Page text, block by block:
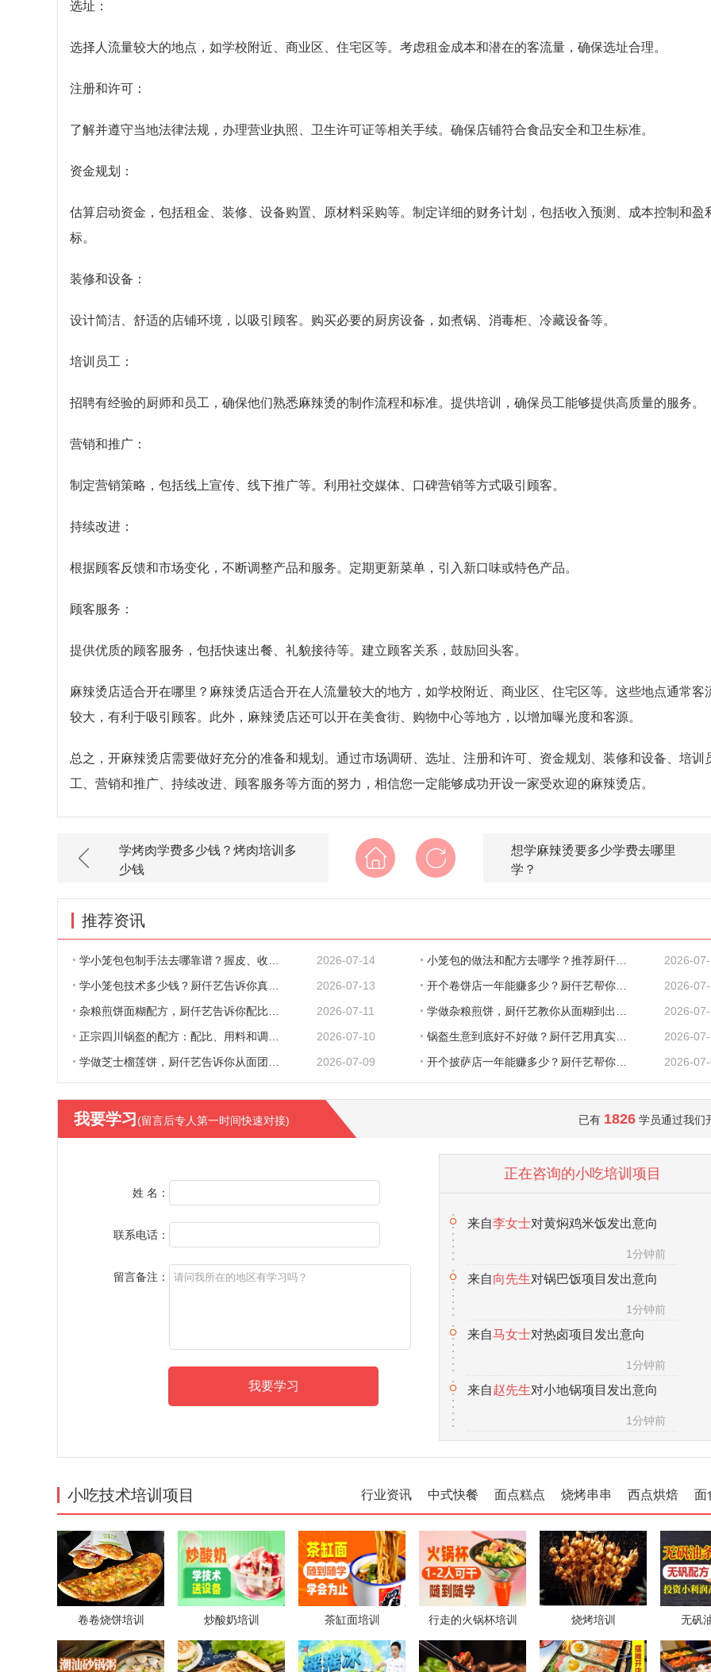
选址：
选择人流量较大的地点，如学校附近、商业区、住宅区等。考虑租金成本和潜在的客流量，确保选址合理。
注册和许可：
了解并遵守当地法律法规，办理营业执照、卫生许可证等相关手续。确保店铺符合食品安全和卫生标准。
资金规划：
估算启动资金，包括租金、装修、设备购置、原材料采购等。制定详细的财务计划，包括收入预测、成本控制和盈
标。
装修和设备：
设计简洁、舒适的店铺环境，以吸引顾客。购买必要的厨房设备，如煮锅、消毒柜、冷藏设备等。
培训员工：
招聘有经验的厨师和员工，确保他们熟悉麻辣烫的制作流程和标准。提供培训，确保员工能够提供高质量的服务。
营销和推广：
制定营销策略，包括线上宣传、线下推广等。利用社交媒体、口碑营销等方式吸引顾客。
持续改进：
根据顾客反馈和市场变化，不断调整产品和服务。定期更新菜单，引入新口味或特色产品。
顾客服务：
提供优质的顾客服务，包括快速出餐、礼貌接待等。建立顾客关系，鼓励回头客。
麻辣烫店适合开在哪里？麻辣烫店适合开在人流量较大的地方，如学校附近、商业区、住宅区等。这些地点通常客
较大，有利于吸引顾客。此外，麻辣烫店还可以开在美食街、购物中心等地方，以增加曝光度和客源。
总之，开麻辣烫店需要做好充分的准备和规划。通过市场调研、选址、注册和许可、资金规划、装修和设备、培训
工、营销和推广、持续改进、顾客服务等方面的努力，相信您一定能够成功开设一家受欢迎的麻辣烫店。
学烤肉学费多少钱？烤肉培训多
少钱
想学麻辣烫要多少学费去哪里
学？
推荐资讯
学小笼包包制手法去哪靠谱？握皮、收口、捏 2026-07-14 小笼包的做法和配方去哪学？推荐厨仟艺，深
2026-
学小笼包技术多少钱？厨仟艺告诉你真实收费
2026-07-13 开个卷饼店一年能赚多少？厨仟艺帮你把账算
2026-
杂粮煎饼面糊配方，厨仟艺告诉你配比、原料
2026-07-11 学做杂粮煎饼，厨仟艺教你从面糊到出餐的完
2026-07-
正宗四川锅盔的配方：配比、用料和调味，一
2026-07-10 锅盔生意到底好不好做？厨仟艺用真实数据告
2026-
学做芝士榴莲饼，厨仟艺告诉你从面团到出炉
2026-07-09 开个披萨店一年能赚多少？厨仟艺帮你把账算 2026-
我要学习 (留言后专人第一时间快速对接) 已有 1826 学员通过我们
姓 名：
联系电话：
留言备注：
正在咨询的小吃培训项目
对黄焖鸡米饭发出意向
1分钟前
来自向先生对锅巴饭项目发出意向
1分钟前
来自马女士对热卤项目发出意向
1分钟前
来自赵先生对小地锅项目发出意向
1分钟前
来自徐先生对茶缸面项目发出意向
来自张女士对五香卤肉项目发出意向
1分钟前
来自 汪先生对冰粉水果杯项目发出意向
1分钟前
来自王先生 对金丝牛肉饼项目发出意向
1分钟前
来自 李女士 对黄焖鸡米饭发出意向
小吃技术培训项目 面
西点烘焙
烧烤串串
面点糕点
中式快餐
行业资讯
卷卷烧饼培训 炒酸奶培训 茶缸面培训 行走的火锅杯培训 烧烤培训 无矾